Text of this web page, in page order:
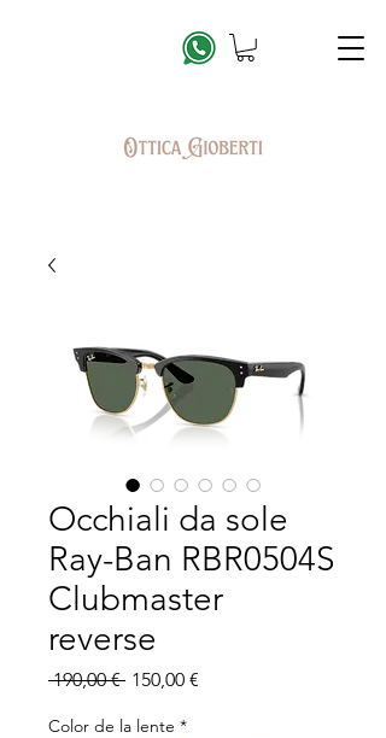
Occhiali da sole
Ray-Ban RBR0504S
Clubmaster
reverse
190,00 € Precio
150,00 €
Color de la lente *